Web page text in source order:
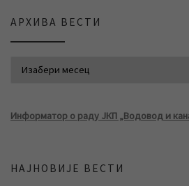
АРХИВА ВЕСТИ
Информатор о раду ЈКП „Водовод и
НАЈНОВИЈЕ ВЕСТИ